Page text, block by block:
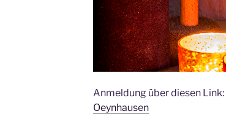
Anmeldung über diesen Link:
Oeynhausen